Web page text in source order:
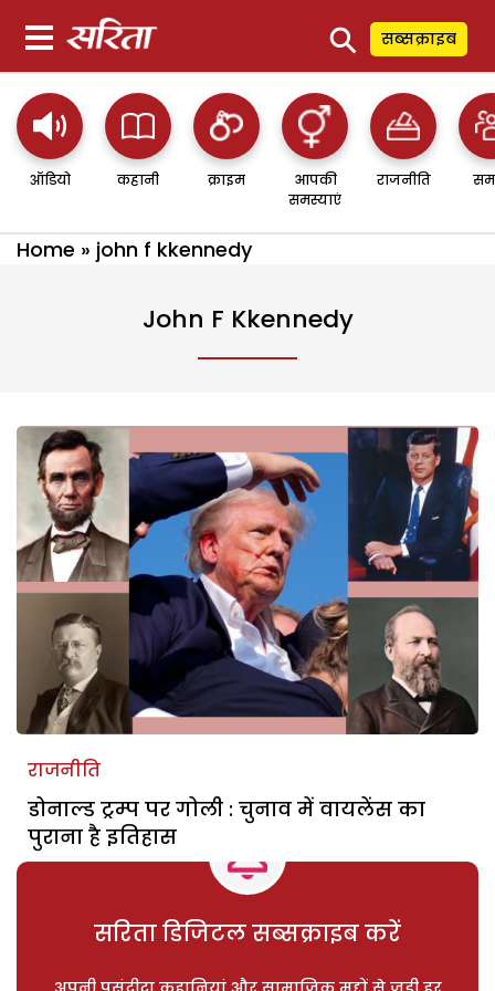
⚲ सब्सक्राइब
ऑडियो कहानी क्राइम
आपकी
समस्याएं
राजनीति
Home » john f kkennedy
John F Kkennedy
राजनीति
डोनाल्ड ट्रम्प पर गोली : चुनाव में वायलेंस का
पुराना है इतिहास
सरिता डिजिटल सब्सक्राइब करें